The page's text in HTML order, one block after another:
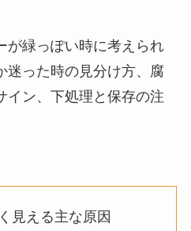
が緑っぽい時に考えられ
迷った時の見分け方、腐
イン、下処理と保存の注
見える主な原因